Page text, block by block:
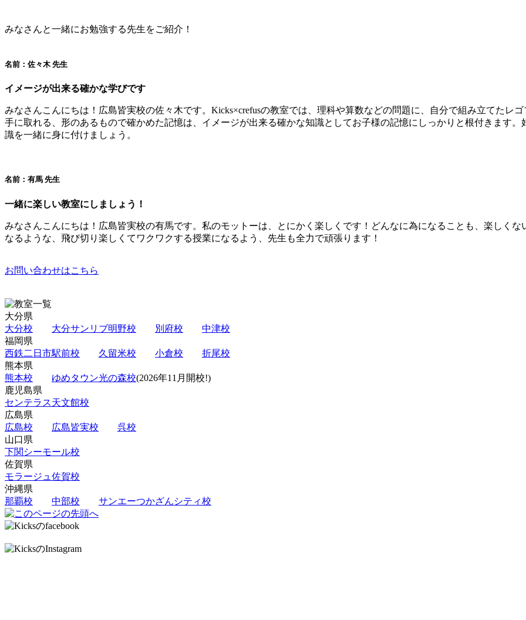
みなさんと一緒にお勉強する先生をご紹介！
名前：佐々木 先生
イメージが出来る確かな学びです
みなさんこんにちは！広島皆実校の佐々木です。Kicks×crefusの教室では、理科や算数などの問題に、自分で組み立てたレ
手に取れる、形のあるもので確かめた記憶は、イメージが出来る確かな知識としてお子様の記憶にしっかりと根付きます
識を一緒に身に付けましょう。
名前：有馬 先生
一緒に楽しい教室にしましょう！
みなさんこんにちは！広島皆実校の有馬です。私のモットーは、とにかく楽しくです！どんなに為になることも、楽しく
なるような、飛び切り楽しくてワクワクする授業になるよう、先生も全力で頑張ります！
お問い合わせはこちら
大分県
大分校
大分サンリブ明野校 別府校
中津校
福岡県
西鉄二日市駅前校
久留米校 小倉校
折尾校
熊本県
熊本校
ゆめタウン光の森校(2026年11月開校!)
鹿児島県
センテラス天文館校
広島県
広島校
広島皆実校
呉校
山口県
下関シーモール校
佐賀県
モラージュ佐賀校
沖縄県
那覇校
中部校 サンエーつかざんシティ校